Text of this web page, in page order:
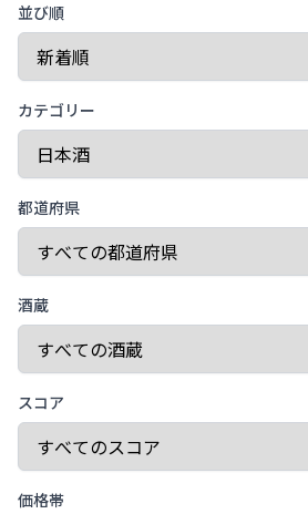
並び順
カテゴリー
都道府県
酒蔵
スコア
価格帯